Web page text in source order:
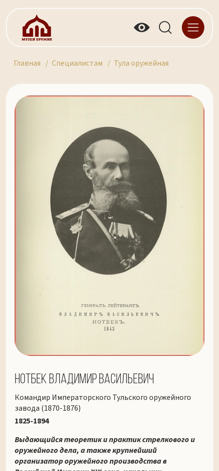
Главная Специалистам Тула оружейная
Нотбек Владимир Васильевич
Командир Императорского Тульского оружейного
завода (1870-1876)
1825-1894
Выдающийся теоретик и практик стрелкового и
оружейного дела, а также крупнейший
организатор оружейного производства в